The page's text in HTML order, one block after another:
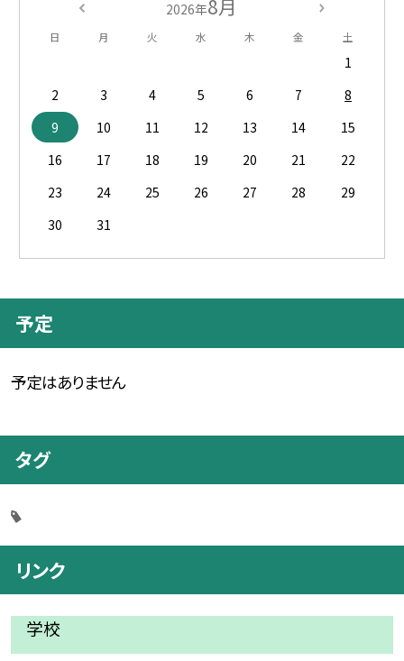
2026年8月
日 月 火 水 木 金 土
1
2
3 4 5 6 7
8
9
10 11 12 13 14
15
16
17 18 19 20 21
22
23
24 25 26 27 28
29
30
31
予定
予定はありません
タグ
リンク
学校